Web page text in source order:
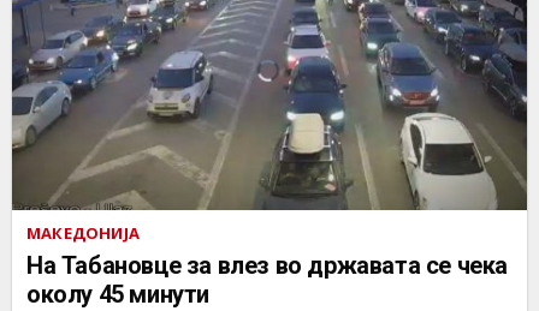
МАКЕДОНИЈА
На Табановце за влез во државата се чека
околу 45 минути